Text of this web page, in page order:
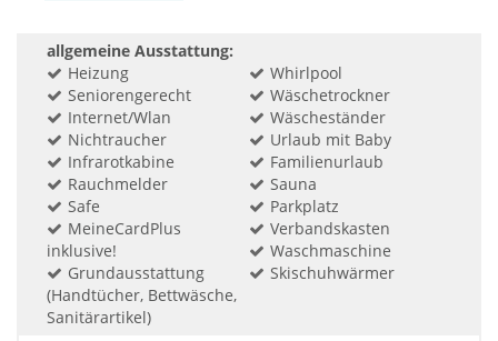
allgemeine Ausstattung:
Heizung
Whirlpool
Seniorengerecht
Wäschetrockner
Internet/Wlan
Wäscheständer
Nichtraucher
Urlaub mit Baby
Infrarotkabine
Familienurlaub
Rauchmelder
Sauna
Safe
Parkplatz
MeineCardPlus
inklusive!
Verbandskasten
Waschmaschine
Grundausstattung
(Handtücher, Bettwäsche,
Sanitärartikel)
Skischuhwärmer